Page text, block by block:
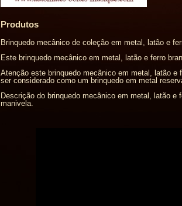
Produtos
Brinquedo mecânico de coleção em metal, latão e
Este brinquedo mecânico em metal, latão e ferro
Atenção este brinquedo mecânico em metal, latão
ser considerado como um brinquedo em metal
Descrição do brinquedo mecânico em metal, latão
manivela.